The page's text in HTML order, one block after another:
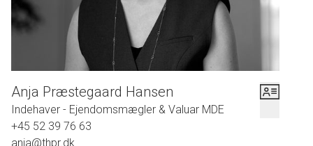
Hvis du kunne have lyst til at se villaen, så ring til os allerede
i dag - vi er klar til at fremvise ejendommen.
Anja Præstegaard Hansen
Indehaver - Ejendomsmægler & Valuar MDE
+45 52 39 76 63
anja@thpr.dk